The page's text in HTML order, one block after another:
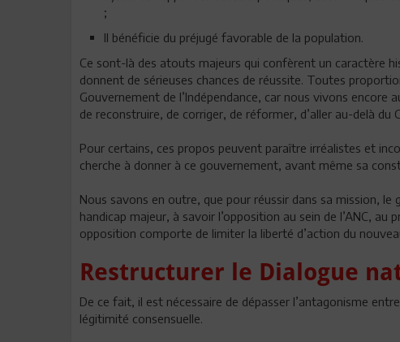
;
Il bénéficie du préjugé favorable de la population.
Ce sont-là des atouts majeurs qui confèrent un caractère
donnent de sérieuses chances de réussite. Toutes
Gouvernement de l’Indépendance, car nous vivons
de reconstruire, de corriger, de réformer, d’aller au-delà du
Pour certains, ces propos peuvent paraître irréalistes et
cherche à donner à ce gouvernement, avant même sa
Nous savons en outre, que pour réussir dans sa mission,
handicap majeur, à savoir l’opposition au sein de l’ANC,
opposition comporte de limiter la liberté d’action du
Restructurer le Dialogue
De ce fait, il est nécessaire de dépasser l’antagonisme
légitimité consensuelle.